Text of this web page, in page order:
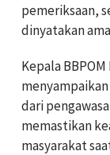
pemeriksaan,
dinyatakan
Kepala
dari
memastikan
masyarakat